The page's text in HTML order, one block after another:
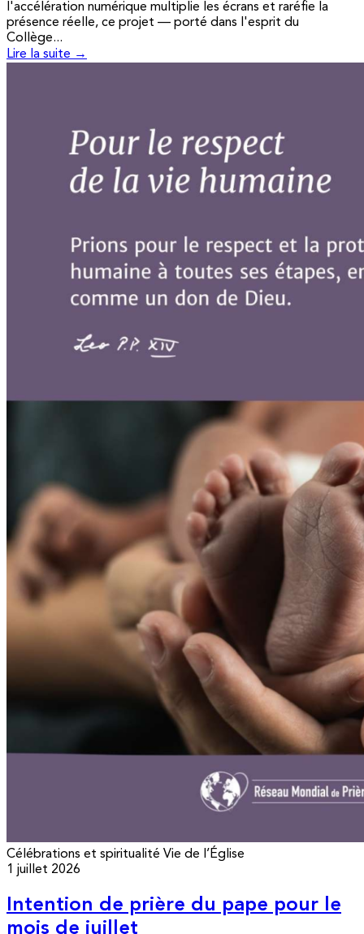
l'accélération numérique multiplie les écrans et raréfie la
présence réelle, ce projet — porté dans l'esprit du
Collège...
Lire la suite →
Célébrations et spiritualité Vie de l’Église
1 juillet 2026
Intention de prière du pape pour le
mois de juillet